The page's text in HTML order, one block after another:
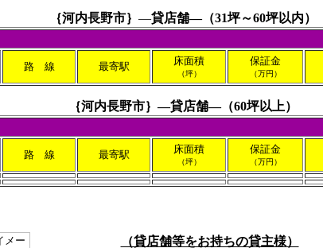
｛河内長野市｝ ―貸店舗―（31坪～60坪以内）
路 線 最寄駅 床面積
（坪）
保証金
（万円）
｛河内長野市｝―貸店舗―（60坪以上）
路 線 最寄駅 床面積
（坪）
保証金
（万円）
（貸店舗等をお持ちの貸主様）